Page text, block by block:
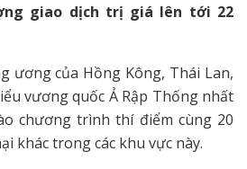
giao dịch trị giá lên tới 22
ương của Hồng Kông, Thái Lan,
vương quốc Ả Rập Thống nhất
chương trình thí điểm cùng 20
khác trong các khu vực này.